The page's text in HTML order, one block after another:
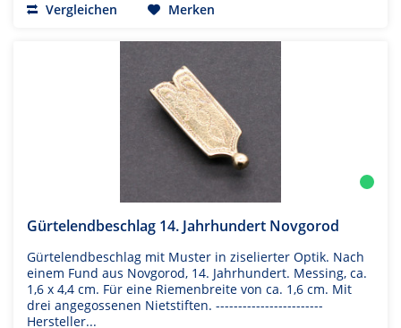
Vergleichen Merken
Gürtelendbeschlag 14. Jahrhundert Novgorod
Gürtelendbeschlag mit Muster in ziselierter Optik. Nach
einem Fund aus Novgorod, 14. Jahrhundert. Messing, ca.
1,6 x 4,4 cm. Für eine Riemenbreite von ca. 1,6 cm. Mit
drei angegossenen Nietstiften. ------------------------
Hersteller...